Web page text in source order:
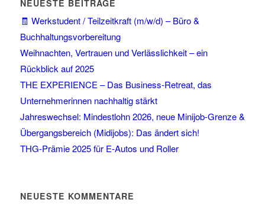
NEUESTE BEITRÄGE
🧾 Werkstudent / Teilzeitkraft (m/w/d) – Büro &
Buchhaltungsvorbereitung
Weihnachten, Vertrauen und Verlässlichkeit – ein
Rückblick auf 2025
THE EXPERIENCE – Das Business-Retreat, das
Unternehmerinnen nachhaltig stärkt
Jahreswechsel: Mindestlohn 2026, neue Minijob-Grenze &
Übergangsbereich (Midijobs): Das ändert sich!
THG-Prämie 2025 für E-Autos und Roller
NEUESTE KOMMENTARE